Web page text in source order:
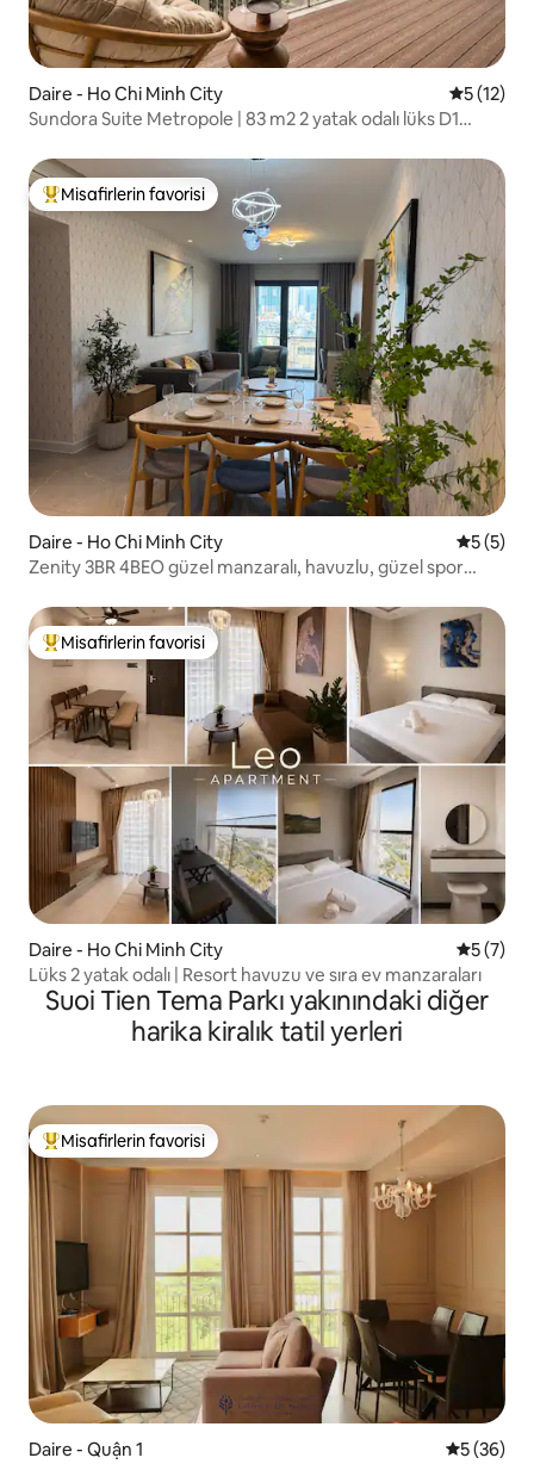
Daire - Ho Chi Minh City 55 (12)
Sundora Suite Metropole | 83 m2 2 yatak odalı lüks D1
Misafirlerin favorilerinden en beğenilenler arasında
Misafirlerin favorisi
Daire - Ho Chi Minh City 55 (5)
Zenity 3BR 4BEO güzel manzaralı, havuzlu, güzel spor
Misafirlerin favorilerinden en beğenilenler arasında
Misafirlerin favorisi
Daire - Ho Chi Minh City 55 (7)
Lüks 2 yatak odalı | Resort havuzu ve sıra ev manzaraları
Suoi Tien Tema Parkı yakınındaki diğer
harika kiralık tatil yerleri
Misafirlerin favorilerinden en beğenilenler arasında
Misafirlerin favorisi
Daire - Quận 1 55 (36)